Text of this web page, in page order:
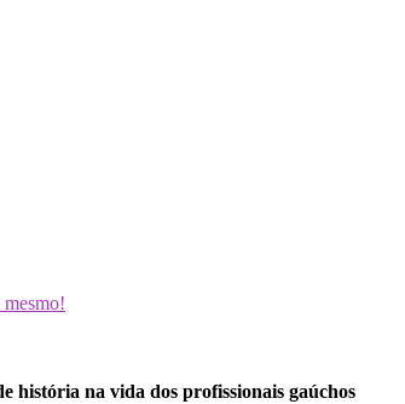
história na vida dos profissionais gaúchos